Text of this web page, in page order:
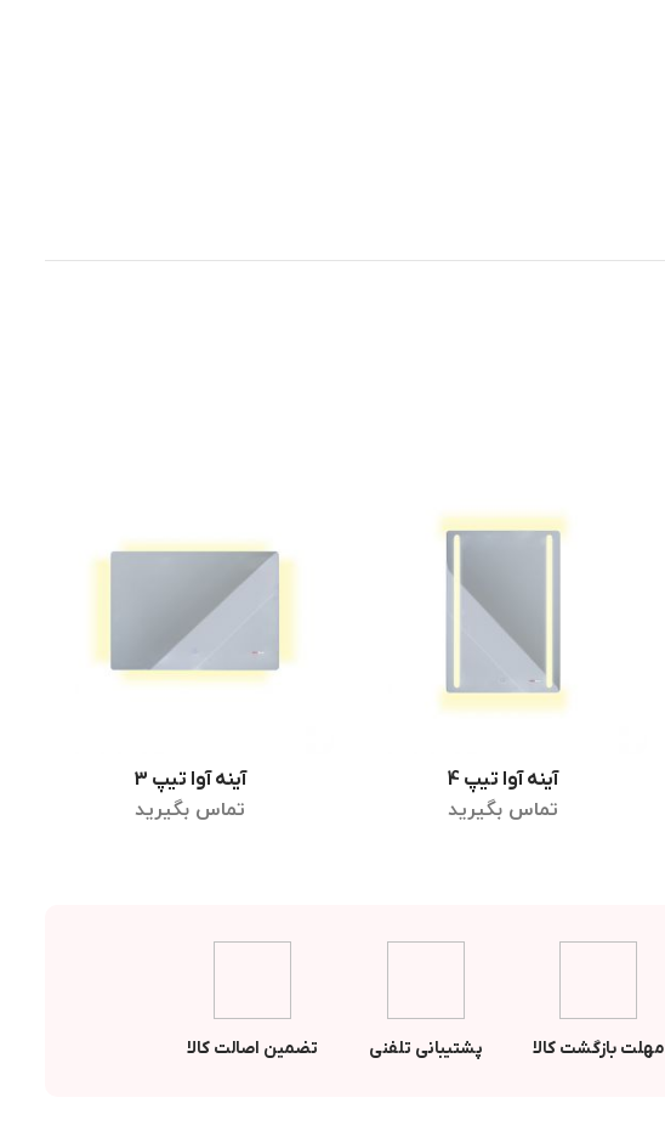
اطلاعات بیشتر
آینه آوا تیپ 4
تماس بگیرید
اطلاعات بیشتر
آینه آوا تیپ 3
تماس بگیرید
مهلت بازگشت کالا پشتیبانی تلفنی تضمین اصالت کالا